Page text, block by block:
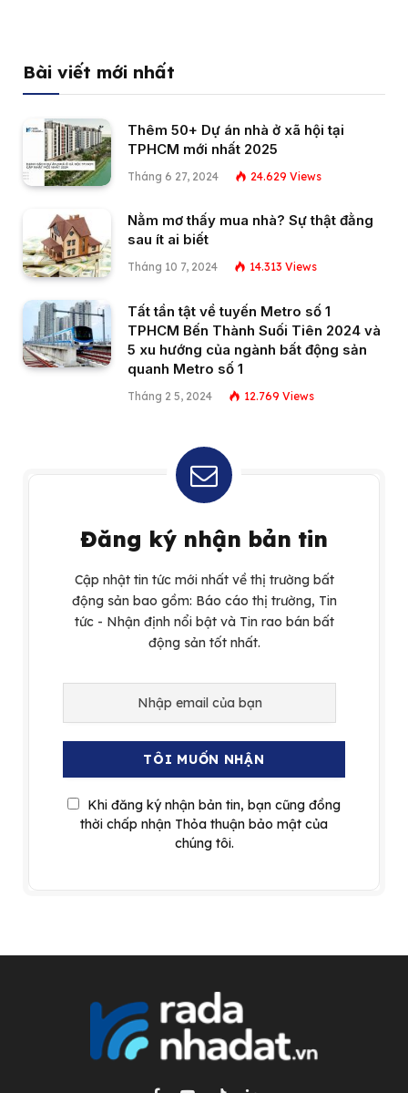
Bài viết mới nhất
Thêm 50+ Dự án nhà ở xã hội tại
TPHCM mới nhất 2025
Tháng 6 27, 2024 24.629 Views
Nằm mơ thấy mua nhà? Sự thật đằng
sau ít ai biết
Tháng 10 7, 2024 14.313 Views
Tất tần tật về tuyến Metro số 1
TPHCM Bến Thành Suối Tiên 2024 và
5 xu hướng của ngành bất động sản
quanh Metro số 1
Tháng 2 5, 2024 12.769 Views
Đăng ký nhận bản tin
Cập nhật tin tức mới nhất về thị trường bất
động sản bao gồm: Báo cáo thị trường, Tin
tức - Nhận định nổi bật và Tin rao bán bất
động sản tốt nhất.
Khi đăng ký nhận bản tin, bạn cũng đồng
thời chấp nhận Thỏa thuận bảo mật của
chúng tôi.